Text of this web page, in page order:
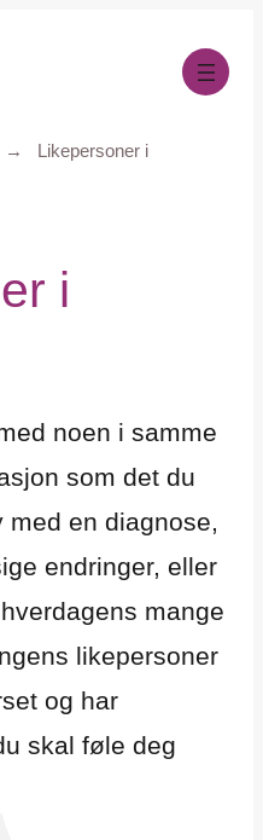
→ Likepersoner i
i
noen i samme
som det du
med en diagnose,
endringer, eller
mange
likepersoner
og har
skal føle deg